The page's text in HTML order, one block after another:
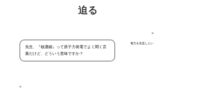
迫る
電力を見直したい
先生、『核濃縮』って原子力発電でよく聞く言
葉だけど、どういう意味ですか？